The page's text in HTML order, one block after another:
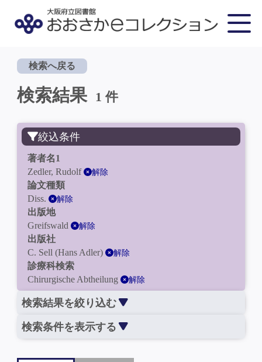
検索へ戻る
検索結果 1 件
絞込条件
著者名1
Zedler, Rudolf
解除
論文種類
Diss.
解除
出版地
Greifswald
解除
出版社
C. Sell (Hans Adler)
解除
診療科検索
Chirurgische Abtheilung
解除
検索結果を絞り込む
検索条件を表示する